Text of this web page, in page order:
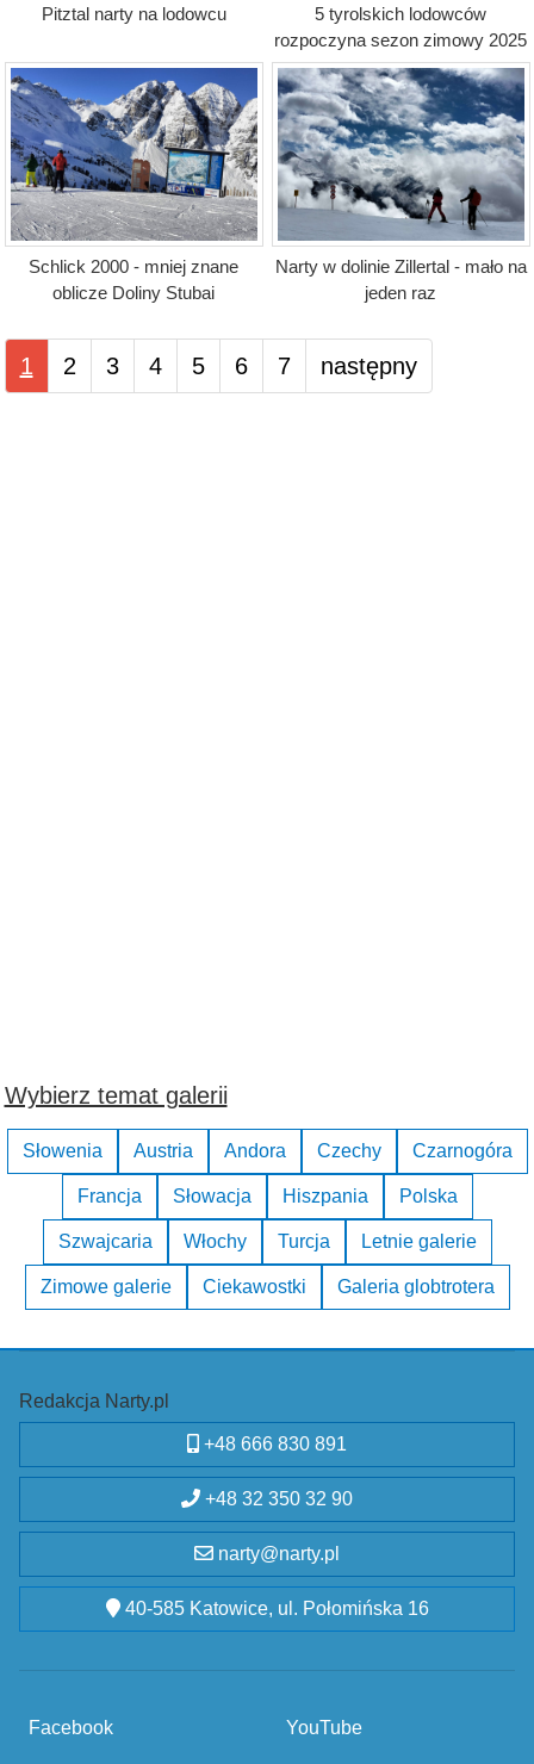
Pitztal narty na lodowcu
5 tyrolskich lodowców
rozpoczyna sezon zimowy 2025
Schlick 2000 - mniej znane
oblicze Doliny Stubai
Narty w dolinie Zillertal - mało na
jeden raz
1 2 3 4 5 6 7 następny
Wybierz temat galerii
Słowenia Austria Andora Czechy Czarnogóra
Francja Słowacja Hiszpania Polska
Szwajcaria Włochy Turcja Letnie galerie
Zimowe galerie Ciekawostki Galeria globtrotera
Redakcja Narty.pl
+48 666 830 891
+48 32 350 32 90
narty@narty.pl
40-585 Katowice, ul. Połomińska 16
Facebook YouTube